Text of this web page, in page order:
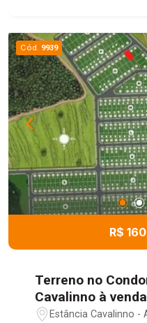
Cód. 9939
R$
Terreno no
Cavalinno à
Analândia/SP
Estância Cavalinno -